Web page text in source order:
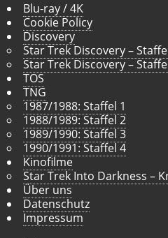
Blu-ray / 4K
Cookie Policy
Discovery
Star Trek Discovery –
Star Trek Discovery –
TOS
TNG
1987/1988: Staffel 1
1988/1989: Staffel 2
1989/1990: Staffel 3
1990/1991: Staffel 4
Kinofilme
Star Trek Into Darkness –
Über uns
Datenschutz
Impressum